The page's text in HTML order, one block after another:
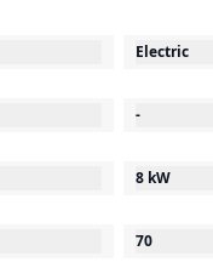
Electric
-
8 kW
70